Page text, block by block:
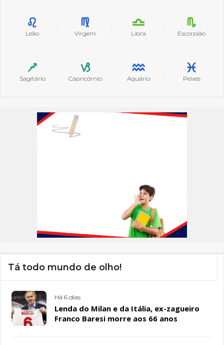
Leão Virgem Libra Escorpião
Sagitário Capricórnio Aquário Peixes
Tá todo mundo de olho!
Há 6 dias
Lenda do Milan e da Itália, ex-zagueiro
Franco Baresi morre aos 66 anos